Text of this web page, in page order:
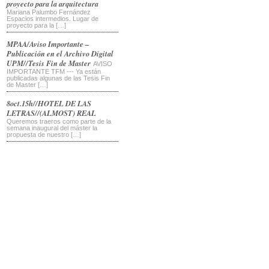
proyecto para la arquitectura
Mariana Palumbo Fernández
Espacios intermedios. Lugar de
proyecto para la […]
MPAA/Aviso Importante –
Publicación en el Archivo Digital
UPM//Tesis Fin de Master AVISO
IMPORTANTE TFM --- Ya están
publicadas algunas de las Tesis Fin
de Master […]
8oct.15h//HOTEL DE LAS
LETRAS//(ALMOST) REAL
Queremos traeros como parte de la
semana inaugural del máster la
propuesta de nuestro […]